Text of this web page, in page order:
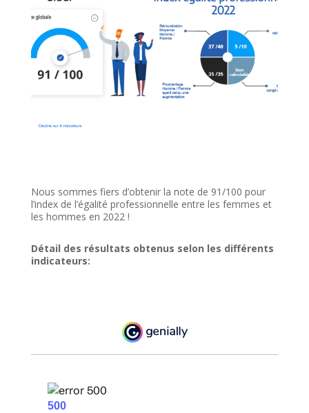
Nous sommes fiers d’obtenir la note de 91/100 pour
l’index de l’égalité professionnelle entre les femmes et
les hommes en 2022 !
Détail des résultats obtenus selon les différents
indicateurs: